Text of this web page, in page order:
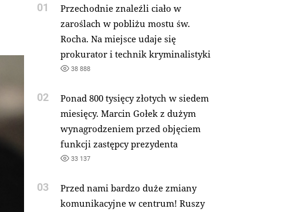
01
Przechodnie znaleźli ciało w
zaroślach w pobliżu mostu św.
Rocha. Na miejsce udaje się
prokurator i technik kryminalistyki
38 888
02
Ponad 800 tysięcy złotych w siedem
miesięcy. Marcin Gołek z dużym
wynagrodzeniem przed objęciem
funkcji zastępcy prezydenta
33 137
03
Przed nami bardzo duże zmiany
komunikacyjne w centrum! Ruszy